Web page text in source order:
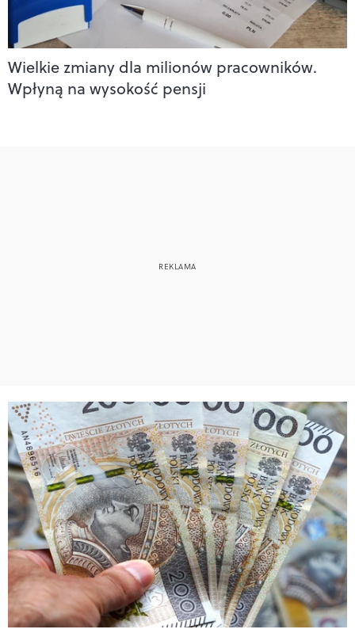
Wielkie zmiany dla milionów pracowników.
Wpłyną na wysokość pensji